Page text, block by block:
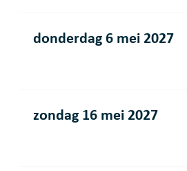
donderdag 6 mei 2027
zondag 16 mei 2027